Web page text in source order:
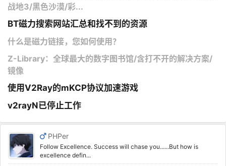
战地3/黑色沙漠/彩...
BT磁力搜索网站汇总和找不到的资源
什么是磁力链接，您如何使用？
Z-Library：全球最大的数字图书馆/含打不开的解决方案/
镜像
使用V2Ray的mKCP协议加速游戏
v2rayN已停止工作
PHPer
Follow Excellence. Success will chase you......But how is
excellence defin...